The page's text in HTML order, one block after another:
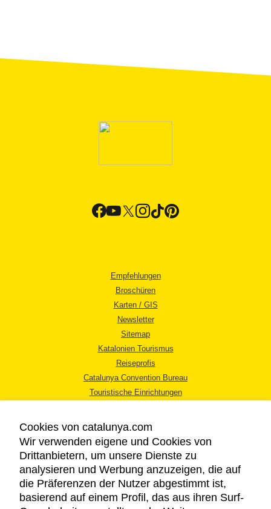
Empfehlungen
Broschüren
Karten / GIS
Newsletter
Sitemap
Katalonien Tourismus
Reiseprofis
Catalunya Convention Bureau
Touristische Einrichtungen
RECHTLICHER HINWEIS
DATENSCHUTZICHTLINIE
Cookies von catalunya.com
Wir verwenden eigene und Cookies von
Drittanbietern, um unsere Dienste zu
analysieren und Werbung anzuzeigen, die auf
die Präferenzen der Nutzer abgestimmt ist,
basierend auf einem Profil, das aus ihren Surf-